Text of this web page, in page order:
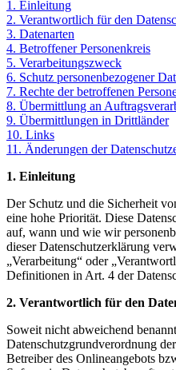
1. Einleitung
2. Verantwortlich für den
3. Datenarten
4. Betroffener Personenkreis
5. Verarbeitungszweck
6. Schutz personenbezogener
7. Rechte der betroffenen
8. Übermittlung an
9. Übermittlungen in Drittländer
10. Links
11. Änderungen der
1. Einleitung
Der Schutz und die Sicherheit
eine hohe Priorität. Diese
auf, wann und wie wir
dieser Datenschutzerklärung
„Verarbeitung“ oder
Definitionen in Art. 4 der
2. Verantwortlich für den
Soweit nicht abweichend
Datenschutzgrundverordnung
Betreiber des Onlineangebots